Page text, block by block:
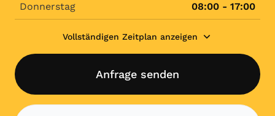
Donnerstag 08:00 - 17:00
Vollständigen Zeitplan anzeigen
Anfrage senden